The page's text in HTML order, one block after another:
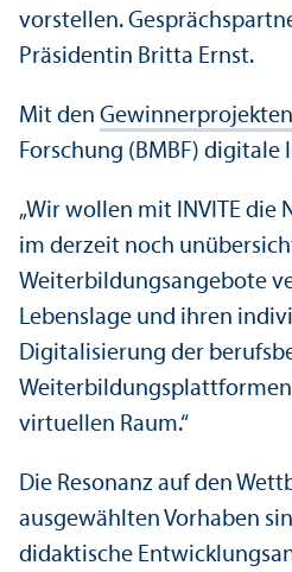
vorstellen.
Präsidentin Britta Ernst.
Mit den Gewinner­projekten
Forschung (BMBF)
„Wir wollen mit INVITE
im derzeit noch
Weiterbildungs­angebote
Lebens­lage und ihren
Digitalisierung der
virtuellen Raum.“
Die Resonanz auf den
ausgewählten Vorhaben
didaktische